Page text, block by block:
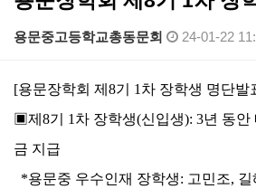
용문중고등학교총동문회 24-01-22
본문
[용문장학회 제 8기 1 차 장학생 명단발
▣제 8기 1 차 장학생(신입생): 3년 동안
금 지급
*용문중 우수인재 장학생: 고민조, 길